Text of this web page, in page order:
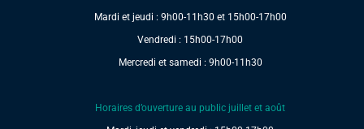
Mardi et jeudi : 9h00-11h30 et 15h00-17h00
Vendredi : 15h00-17h00
Mercredi et samedi : 9h00-11h30
Horaires d’ouverture au public juillet et août